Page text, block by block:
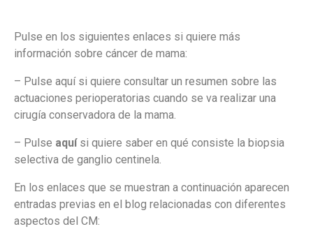
Pulse en los siguientes enlaces si quiere más
información sobre cáncer de mama:
– Pulse aquísi quiere consultar un resumen sobre las
actuaciones perioperatorias cuando se va realizar una
cirugía conservadora de la mama.
– Pulse aquí si quiere saber en qué consiste la biopsia
selectiva de ganglio centinela.
En los enlaces que se muestran a continuación aparecen
entradas previas en el blog relacionadas con diferentes
aspectos del CM: